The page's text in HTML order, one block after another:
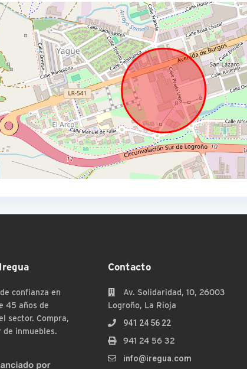
confianza en
45 años de
sector. Compra,
inmuebles.
Contacto
Av. Solidaridad, 10, 26003
Logroño, La Rioja
941 24 56 22
941 24 56 32
info@iregua.com